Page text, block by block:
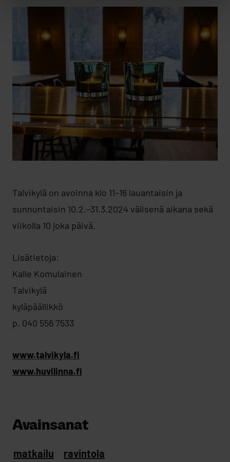
Talvikylä on avoinna klo 11–16 lauantaisin ja
sunnuntaisin 10.2.–31.3.2024 välisenä aikana sekä
viikolla 10 joka päivä.
Lisätietoja:
Kalle Komulainen
Talvikylä
kyläpäällikkö
p. 040 556 7533
www.talvikyla.fi
www.huvilinna.fi
Avainsanat
matkailu ravintola